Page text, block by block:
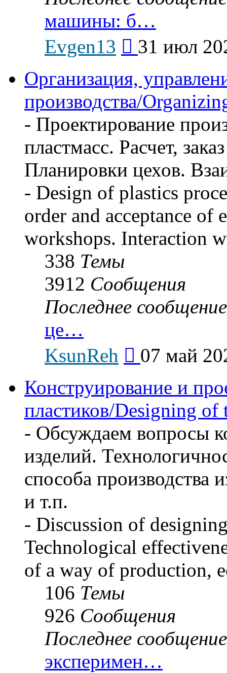
машины: б…
Evgen13
последнему
31 июл
Организация,
производства/
- Проектирование
пластмасс. Расчет,
Планировки цехов.
- Design of plastics
order and acceptance
workshops. Interaction
338 Темы
3912 Сообщения
Последнее сообщение
це…
KsunReh
последнему
07 май
Конструирование и
пластиков/Designing of
- Обсуждаем вопросы
изделий.
способа производства
и т.п.
- Discussion of
Technological
of a way of production,
106 Темы
926 Сообщения
Последнее сообщение
эксперимен…